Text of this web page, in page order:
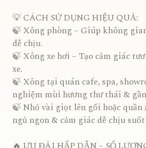
💡 CÁCH SỬ DỤNG HIỆU QUẢ:
🍃 Xông phòng – Giúp không
dễ chịu.
🍃 Xông xe hơi – Tạo cảm giác
xe.
🍃 Xông tại quán cafe, spa,
nghiệm mùi hương thư thái &
🍃 Nhỏ vài giọt lên gối hoặc quần
ngủ ngon & cảm giác dễ chịu